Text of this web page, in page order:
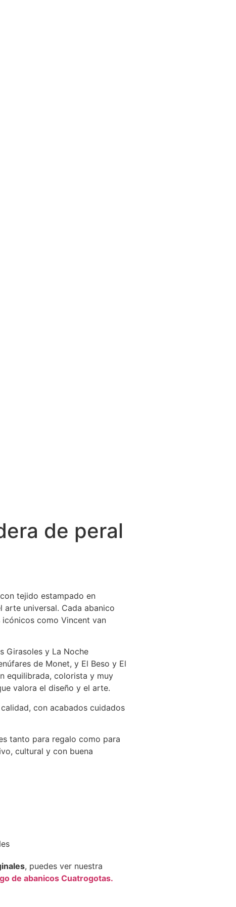
de peral
tejido estampado en
universal. Cada abanico
como Vincent van
Girasoles y La Noche
de Monet, y El Beso y El
equilibrada, colorista y muy
valora el diseño y el arte.
con acabados cuidados
tanto para regalo como para
cultural y con buena
, puedes ver nuestra
de abanicos Cuatrogotas.